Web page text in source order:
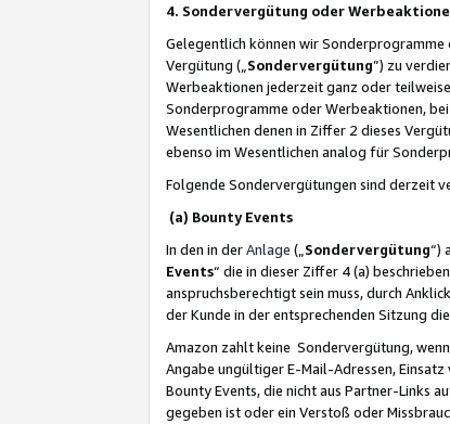
4. Sondervergütung oder
Gelegentlich können wir
Vergütung („ Sondervergütung”) zu
Werbeaktionen jederzeit ganz oder
Sonderprogramme oder Werbeaktionen,
Wesentlichen denen in Ziffer 2 dieses
ebenso im Wesentlichen analog für
Folgende Sondervergütungen sind derzeit
(a) Bounty Events
In den in derAnlage („ Sondervergütung“)
Events“ die in dieser Ziffer 4 (a)
anspruchsberechtigt sein muss, durch
der Kunde in der entsprechenden Sitzung
Amazon zahlt keine Sondervergütung,
Angabe ungültiger E-Mail-Adressen,
Bounty Events, die nicht aus Partner-Links
gegeben ist oder ein Verstoß oder